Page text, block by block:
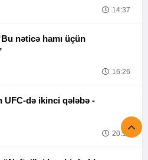
14:37
nəticə hamı üçün
16:26
Tofiq Musayevdən UFC-də ikinci qələbə -
20:52